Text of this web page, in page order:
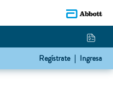
Regístrate | Ingresa